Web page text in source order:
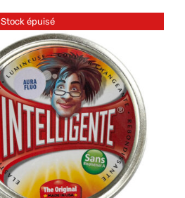
Stock épuisé
DETAILS